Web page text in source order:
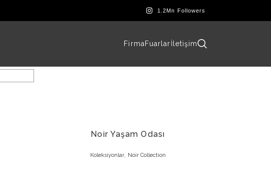
Firma Fuarlarİletişim
Noir Yaşam Odası
Koleksiyonlar, Noir Collection